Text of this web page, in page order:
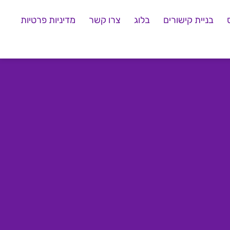
בניית קישורים בלוג צרו קשר מדיניות פרטיות